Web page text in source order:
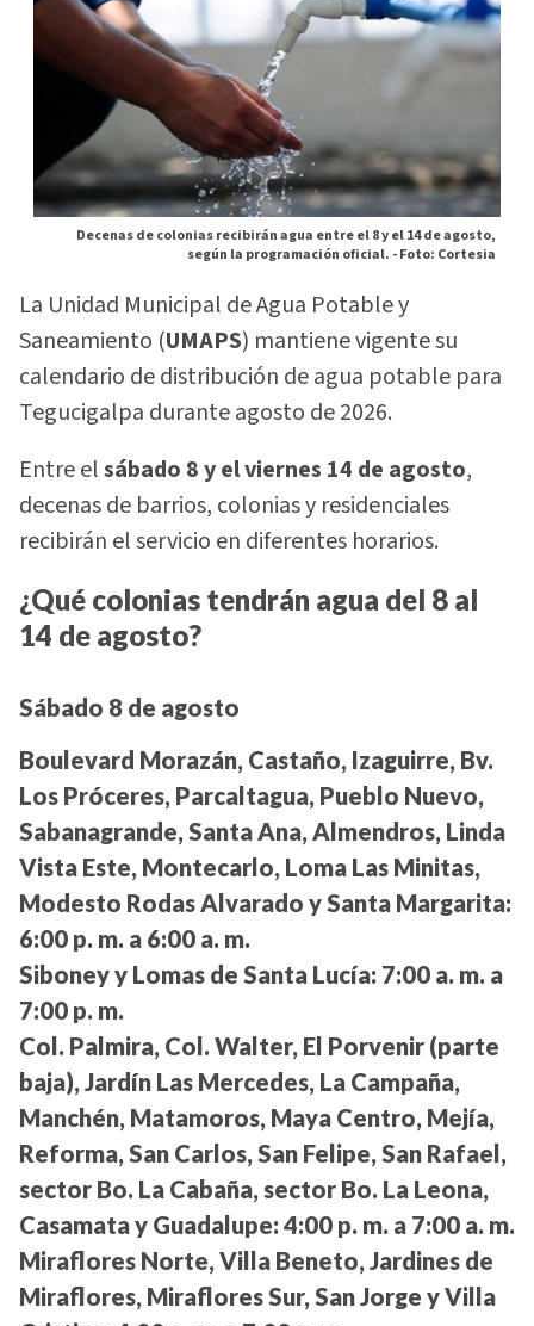
Decenas de colonias recibirán agua entre el 8 y el 14 de agosto,
según la programación oficial. -Foto: Cortesia
La Unidad Municipal de Agua Potable y
Saneamiento (UMAPS) mantiene vigente su
calendario de distribución de agua potable para
Tegucigalpa durante agosto de 2026.
Entre elsábado 8 y el viernes 14 de agosto,
decenas de barrios, colonias y residenciales
recibirán el servicio en diferentes horarios.
¿Qué colonias tendrán agua del 8 al
14 de agosto?
Sábado 8 de agosto
Boulevard Morazán, Castaño, Izaguirre, Bv.
Los Próceres, Parcaltagua, Pueblo Nuevo,
Sabanagrande, Santa Ana, Almendros, Linda
Vista Este, Montecarlo, Loma Las Minitas,
Modesto Rodas Alvarado y Santa Margarita:
6:00 p. m. a 6:00 a. m.
Siboney y Lomas de Santa Lucía: 7:00 a. m. a
7:00 p. m.
Col. Palmira, Col. Walter, El Porvenir (parte
baja), Jardín Las Mercedes, La Campaña,
Manchén, Matamoros, Maya Centro, Mejía,
Reforma, San Carlos, San Felipe, San Rafael,
sector Bo. La Cabaña, sector Bo. La Leona,
Casamata y Guadalupe: 4:00 p. m. a 7:00 a. m.
Miraflores Norte, Villa Beneto, Jardines de
Miraflores, Miraflores Sur, San Jorge y Villa